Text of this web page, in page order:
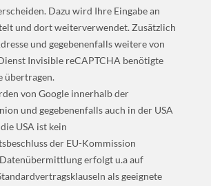
Dazu wird Ihre Eingabe an
und dort weiterverwendet. Zusätzlich
und gegebenenfalls weitere von
Invisible reCAPTCHA benötigte
übertragen.
von Google innerhalb der
und gegebenenfalls auch in der USA
USA ist kein
der EU-Kommission
erfolgt u.a auf
als geeignete